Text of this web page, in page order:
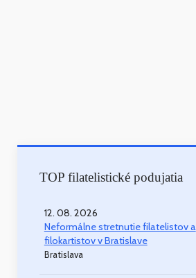
TOP filatelistické podujatia
12. 08. 2026
Neformálne stretnutie filatelistov a
filokartistov v Bratislave
Bratislava